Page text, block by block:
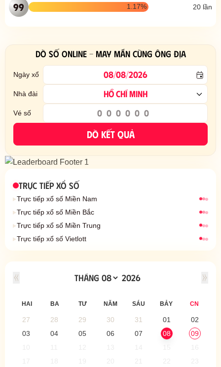
TRỰC TIẾP XỔ SỐ
Trực tiếp xổ số Miền Nam
Trực tiếp xổ số Miền Bắc
Trực tiếp xổ số Miền Trung
Trực tiếp xổ số Vietlott
HAI BA TƯ NĂM SÁU BẢY CN
27 28 29 30 31 01
02
03
04 05 06 07 08
09
99 1.17% 20 lần
DÒ SỐ ONLINE - MAY MẮN CÙNG ÔNG ĐỊA
Ngày xổ
Nhà đài HỒ CHÍ MINH
Vé số
DÒ KẾT QUẢ